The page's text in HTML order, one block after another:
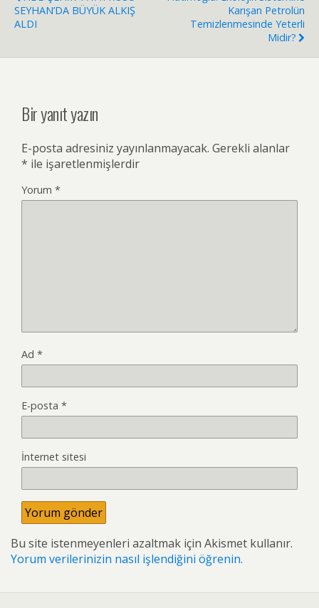
SEYHAN’DA BÜYÜK ALKIŞ
ALDI
Karışan Petrolün
Temizlenmesinde Yeterli
Midir?
Bir yanıt yazın
E-posta adresiniz yayınlanmayacak. Gerekli alanlar
* ile işaretlenmişlerdir
Yorum *
Ad *
E-posta *
İnternet sitesi
Bu site istenmeyenleri azaltmak için Akismet kullanır.
Yorum verilerinizin nasıl işlendiğini öğrenin.